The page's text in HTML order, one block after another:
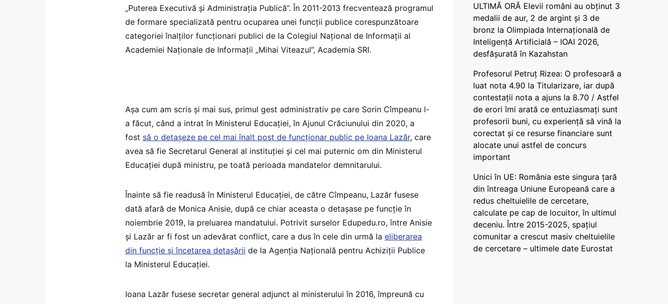
„Puterea Executivă și Administrația Publică”. În 2011-2013 frecventează programul
de formare specializată pentru ocuparea unei funcții publice corespunzătoare
categoriei înalților funcționari publici de la Colegiul Național de Informații al
Academiei Naționale de Informații „Mihai Viteazul”, Academia SRI.
Așa cum am scris și mai sus, primul gest administrativ pe care Sorin Cîmpeanu l-
a făcut, când a intrat în Ministerul Educației, în Ajunul Crăciunului din 2020, a
fost să o detașeze pe cel mai înalt post de funcționar public pe Ioana Lazăr, care
avea să fie Secretarul General al instituției și cel mai puternic om din Ministerul
Educației după ministru, pe toată perioada mandatelor demnitarului.
Înainte să fie readusă în Ministerul Educației, de către Cîmpeanu, Lazăr fusese
dată afară de Monica Anisie, după ce chiar aceasta o detașase pe funcție în
noiembrie 2019, la preluarea mandatului. Potrivit surselor Edupedu.ro, între Anisie
și Lazăr ar fi fost un adevărat conflict, care a dus în cele din urmă la eliberarea
din funcție și încetarea detașării de la Agenția Națională pentru Achiziții Publice
la Ministerul Educației.
Ioana Lazăr fusese secretar general adjunct al ministerului în 2016, împreună cu
ULTIMĂ ORĂ Elevii români au obținut 3
medalii de aur, 2 de argint și 3 de
bronz la Olimpiada Internațională de
Inteligență Artificială – IOAI 2026,
desfășurată în Kazahstan
Profesorul Petruț Rizea: O profesoară a
luat nota 4.90 la Titularizare, iar după
contestații nota a ajuns la 8.70 / Astfel
de erori îmi arată ce entuziasmați sunt
profesorii buni, cu experiență să vină la
corectat și ce resurse financiare sunt
alocate unui astfel de concurs
important
Unici în UE: România este singura țară
din întreaga Uniune Europeană care a
redus cheltuielile de cercetare,
calculate pe cap de locuitor, în ultimul
deceniu. Între 2015-2025, spațiul
comunitar a crescut masiv cheltuielile
de cercetare – ultimele date Eurostat